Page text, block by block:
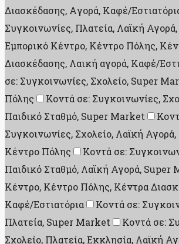
Διασκέδασης, Aγορά, Καφέ/
Συγκοινωνίες, Πλατεία, Λαϊκή
Εμπορικό Κέντρο, Κέντρο Πόλης,
Διασκέδασης, Λαική αγορά, Καφέ/
σε: Συγκοινωνίες, Σχολείο, Super
Πόλης
Κοντά σε: Συγκοινωνίες,
Παιδικό Σταθμό, Super Market
Συγκοινωνίες, Σχολείο, Λαϊκή
Κέντρο Πόλης
Κοντά σε:
Παιδικό Σταθμό, Λαϊκή Αγορά, Super
Κέντρο, Κέντρο Πόλης, Κέντρα
Καφέ/Εστιατόρια
Κοντά σε:
Πλατεία, Super Market
Κοντά σε:
Σχολείο, Πλατεία, Εκκλησία, Λαϊκή